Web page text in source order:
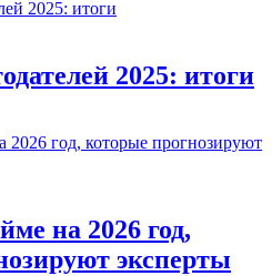
2025: итоги
на 2026 год,
эксперты